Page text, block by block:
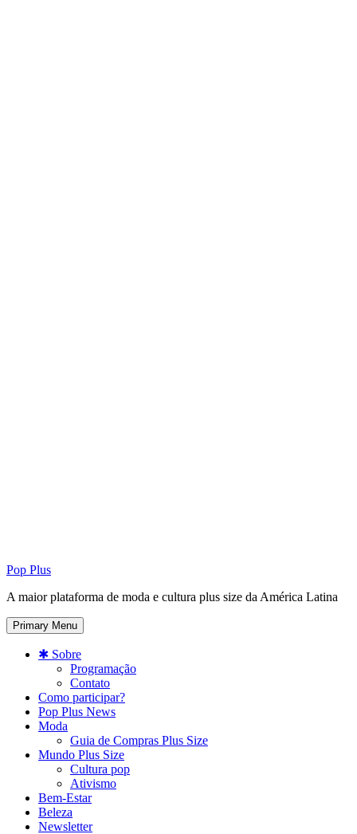
Pop Plus
A maior plataforma de moda e cultura plus size da América Latina
Primary Menu
✱ Sobre
Programação
Contato
Como participar?
Pop Plus News
Moda
Guia de Compras Plus Size
Mundo Plus Size
Cultura pop
Ativismo
Bem-Estar
Beleza
Newsletter